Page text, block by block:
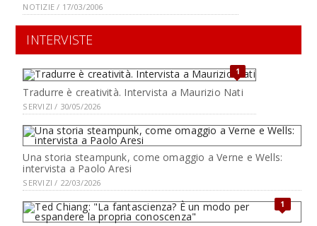
NOTIZIE / 17/03/2006
INTERVISTE
1
Tradurre è creatività. Intervista a Maurizio Nati
SERVIZI / 30/05/2026
Una storia steampunk, come omaggio a Verne e Wells:
intervista a Paolo Aresi
SERVIZI / 22/03/2026
1